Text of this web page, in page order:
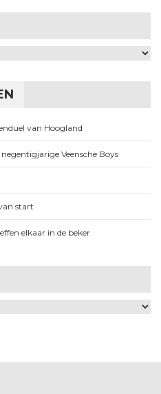
van Hoogland
Veensche Boys
start
elkaar in de beker